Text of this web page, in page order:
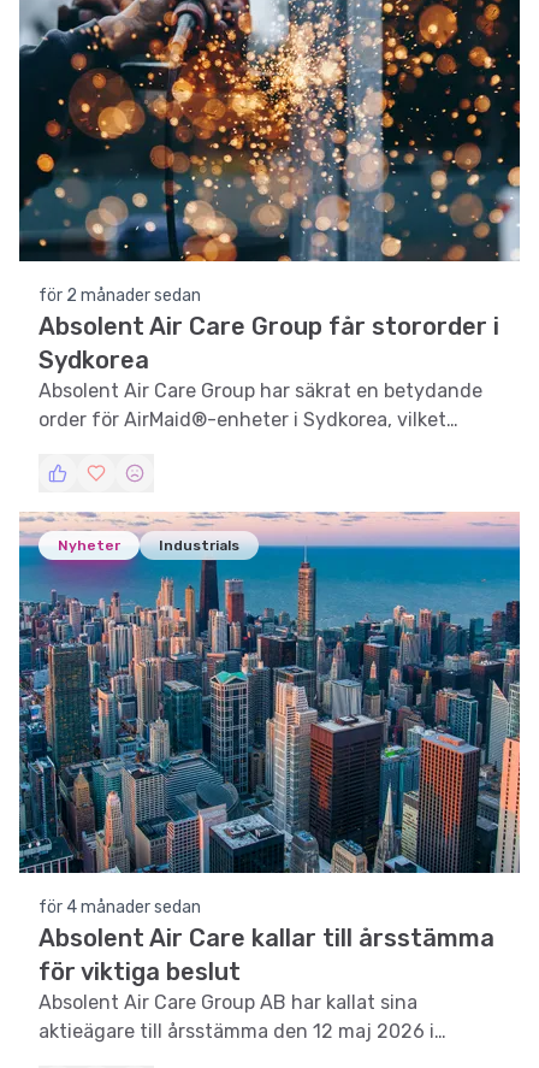
för 2 månader sedan
Absolent Air Care Group får stororder i
Sydkorea
Absolent Air Care Group har säkrat en betydande
order för AirMaid®-enheter i Sydkorea, vilket
Nyheter Industrials
för 4 månader sedan
Absolent Air Care kallar till årsstämma
för viktiga beslut
Absolent Air Care Group AB har kallat sina
aktieägare till årsstämma den 12 maj 2026 i